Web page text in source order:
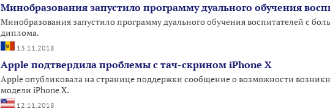
Минобразования запустило программу дуального обучения
Минобразования запустило программу дуального обучения воспитателей с
диплома.
13.11.2018
Apple подтвердила проблемы с тач-скрином iPhone X
Apple опубликовала на странице поддержки сообщение о возможности
модели iPhone X.
12.11.2018